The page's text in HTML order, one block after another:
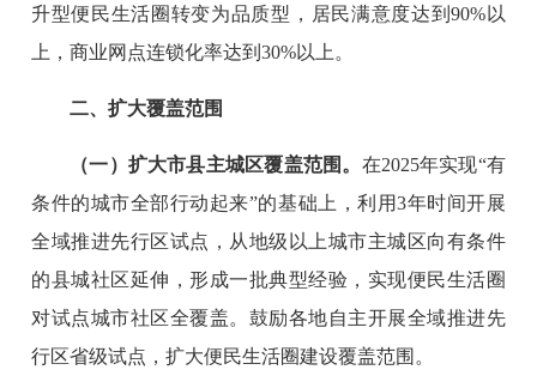
升型便民生活圈转变为品质型，居民满意度达到90%以
上，商业网点连锁化率达到30%以上。
二、扩大覆盖范围
（一）扩大市县主城区覆盖范围。 在2025年实现“有
条件的城市全部行动起来”的基础上，利用3年时间开展
全域推进先行区试点，从地级以上城市主城区向有条件
的县城社区延伸，形成一批典型经验，实现便民生活圈
对试点城市社区全覆盖。鼓励各地自主开展全域推进先
行区省级试点，扩大便民生活圈建设覆盖范围。